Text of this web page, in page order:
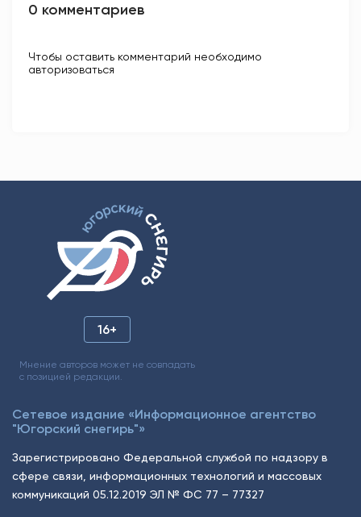
0 комментариев
Чтобы оставить комментарий необходимо
авторизоваться
16+
Мнение авторов может не совпадать
с позицией редакции.
Сетевое издание «Информационное агентство
"Югорский снегирь"»
Зарегистрировано Федеральной службой по надзору в
сфере связи, информационных технологий и массовых
коммуникаций 05.12.2019 ЭЛ № ФС 77 – 77327